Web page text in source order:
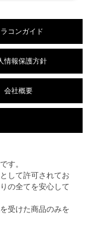
コンガイド
情報保護方針
会社概要
す。
して許可されてお
の全てを安心して
受けた商品のみを